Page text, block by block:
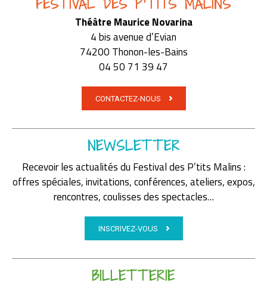
Théâtre Maurice Novarina
4 bis avenue d’Evian
74200 Thonon-les-Bains
04 50 71 39 47
CONTACTEZ-NOUS
NEWSLETTER
Recevoir les actualités du Festival des P’tits Malins :
offres spéciales, invitations, conférences, ateliers, expos,
rencontres, coulisses des spectacles…
INSCRIVEZ-VOUS
BILLETTERIE